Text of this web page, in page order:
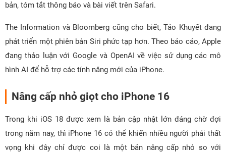
bản, tóm tắt thông báo và bài viết trên Safari.
The Information và Bloomberg cũng cho biết, Táo Khuyết đang
phát triển một phiên bản Siri phức tạp hơn. Theo báo cáo, Apple
đang thảo luận với Google và OpenAI về việc sử dụng các mô
hình AI để hỗ trợ các tính năng mới của iPhone.
Nâng cấp nhỏ giọt cho iPhone 16
Trong khi iOS 18 được xem là bản cập nhật lớn đáng chờ đợi
trong năm nay, thì iPhone 16 có thể khiến nhiều người phải thất
vọng khi đây chỉ được coi là một bản nâng cấp nhỏ so với